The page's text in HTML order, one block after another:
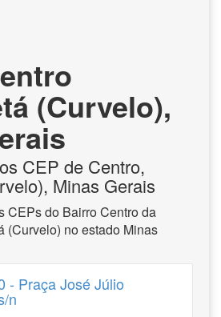
(Curvelo),
CEP de Centro,
Minas Gerais
CEPs do Bairro Centro da
(Curvelo) no estado Minas
- Praça José Júlio
n